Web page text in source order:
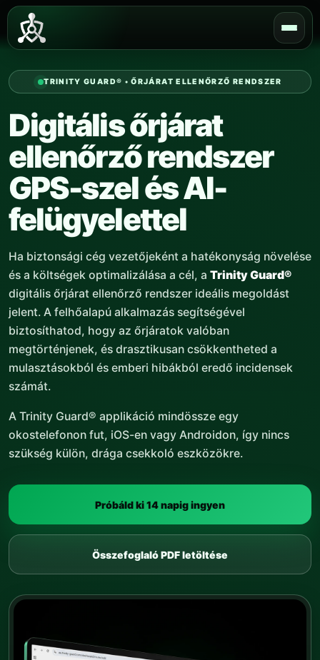
Skip
content
TRINITY GUARD® • ŐRJÁRAT ELLENŐRZŐ RENDSZER
Digitális őrjárat
ellenőrző rendszer
GPS-szel és AI-
felügyelettel
Ha biztonsági cég vezetőjeként a hatékonyság növelése
és a költségek optimalizálása a cél, a Trinity Guard®
digitális őrjárat ellenőrző rendszer ideális megoldást
jelent. A felhőalapú alkalmazás segítségével
biztosíthatod, hogy az őrjáratok valóban
megtörténjenek, és drasztikusan csökkentheted a
mulasztásokból és emberi hibákból eredő incidensek
számát.
A Trinity Guard® applikáció mindössze egy
okostelefonon fut, iOS-en vagy Androidon, így nincs
szükség külön, drága csekkoló eszközökre.
Próbáld ki 14 napig ingyen
Összefoglaló PDF letöltése